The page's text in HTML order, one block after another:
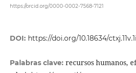
https://orcid.org/0000-0002-7568-7121
DOI: https://doi.org/10.18634/
Palabras clave: recursos humanos,